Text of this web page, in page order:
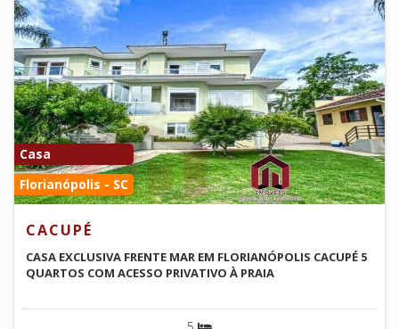
Casa
Florianópolis - SC
CACUPÉ
CASA EXCLUSIVA FRENTE MAR EM FLORIANÓPOLIS CACUPÉ 5
QUARTOS COM ACESSO PRIVATIVO À PRAIA